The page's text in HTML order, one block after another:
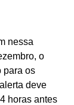
nessa
o
para os
deve
horas antes